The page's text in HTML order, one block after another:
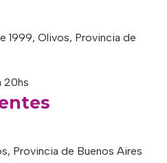
1999, Olivos, Provincia de
20hs
Provincia de Buenos Aires